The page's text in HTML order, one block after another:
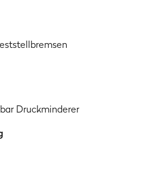
vor Inbetriebnahme
Teile können sehr heiß sein.
Druckminderer